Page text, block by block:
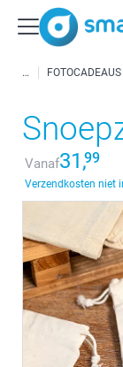
FOTOCADEAUS
Vanaf31,99
Verzendkosten niet